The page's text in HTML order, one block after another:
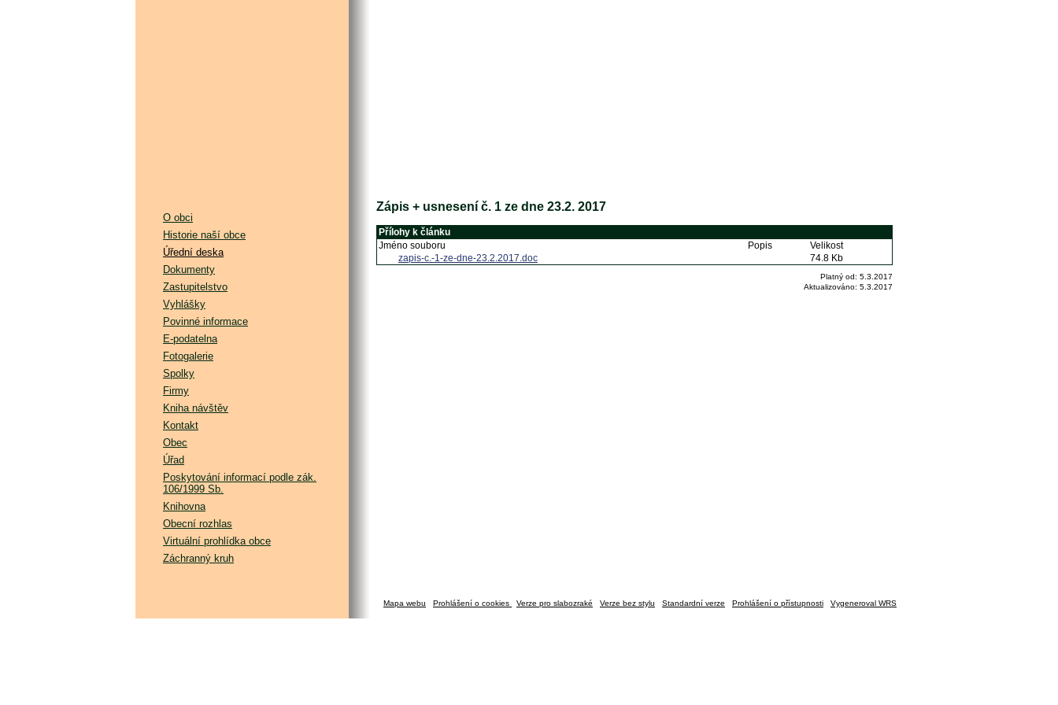
O obci
Historie naší obce
Úřední deska
Dokumenty
Zastupitelstvo
Vyhlášky
Povinné informace
E-podatelna
Fotogalerie
Spolky
Firmy
Kniha návštěv
Kontakt
Obec
Úřad
Poskytování informací podle zák.
106/1999 Sb.
Knihovna
Obecní rozhlas
Virtuální prohlídka obce
Záchranný kruh
Zápis + usnesení č. 1 ze dne 23.2. 2017
Přílohy k článku
Jméno souboru
Popis
Velikost
zapis-c.-1-ze-dne-23.2.2017.doc
74.8 Kb
Platný od: 5.3.2017
Aktualizováno: 5.3.2017
Mapa webu Prohlášení o cookies Verze pro slabozraké Verze bez stylu Standardní verze Prohlášení o přístupnosti Vygeneroval WRS